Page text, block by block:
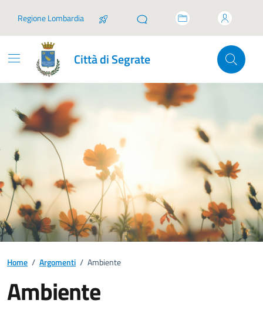
Regione Lombardia
Città di Segrate
Home / Argomenti / Ambiente
Ambiente